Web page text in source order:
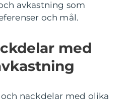
avkastning som
och mål.
med
nackdelar med olika